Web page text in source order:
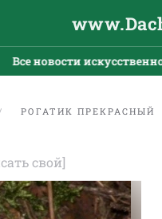
Все новости
РОГАТИК ПРЕКРАСНЫЙ
свой]